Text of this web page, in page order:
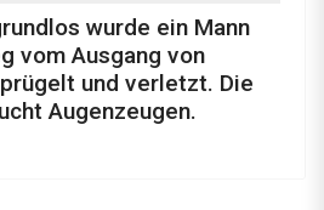
wurde ein Mann
vom Ausgang von
und verletzt. Die
Augenzeugen.